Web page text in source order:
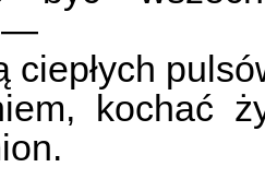
—
ciepłych